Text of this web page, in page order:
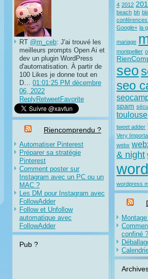
RT @m_ceb: J'ai trouvé les
meilleurs prompts Open Ai et
dev un plugin WordPress
d'automatisation. À partir de
100 Likes je donne tout en
D… 01:01:25 PM décembre
06, 2022
ReplyRetweetFavorite
Riencomprendu ?
Automatiser Pinterest
Préparer sa stratégie
Pinterest
Comment poster sur
Instagram avec un PC ou un
MAC ?
Les DM pour Instagram avec
FollowAdder
Follow et Unfollow
automatique avec
FollowAdder
Pub ?
4 2012
beach bh
Google+ la
mariage
montpellier
seo
seo
spam
toulouse
tweet adder
Very
webx
& night
wordpress
confiné ?